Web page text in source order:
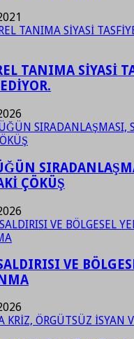
TANIMA SİYASİ
ÇÖKÜŞ
VE